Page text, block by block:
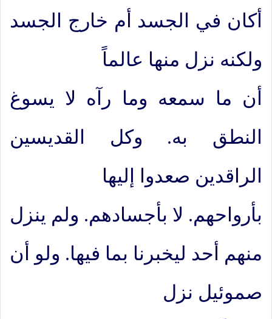
أكان في الجسد أم خارج الجسد
ولكنه نزل منها عالماً
أن ما سمعه وما رآه لا يسوغ
النطق به. وكل القديسين
الراقدين صعدوا إليها
بأرواحهم. لا بأجسادهم. ولم ينزل
منهم أحد ليخبرنا بما فيها. ولو أن
صموئيل نزل